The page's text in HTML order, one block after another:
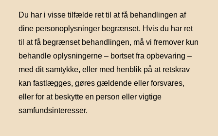
Du har i visse tilfælde ret til at få behandlingen af
dine personoplysninger begrænset. Hvis du har ret
til at få begrænset behandlingen, må vi fremover kun
behandle oplysningerne – bortset fra opbevaring –
med dit samtykke, eller med henblik på at retskrav
kan fastlægges, gøres gældende eller forsvares,
eller for at beskytte en person eller vigtige
samfundsinteresser.